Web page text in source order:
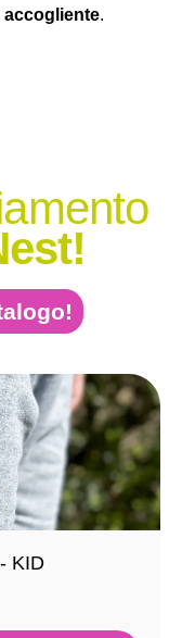
accogliente.
KID